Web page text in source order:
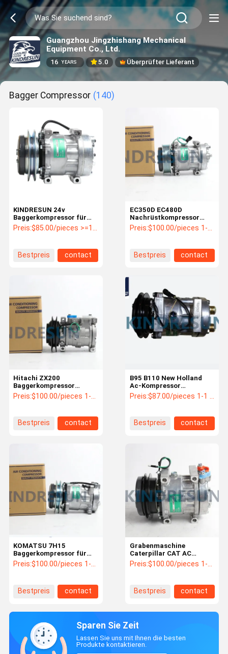
Guangzhou Jingzhishang Mechanical
Equipment Co., Ltd.
16 YEARS 5.0 Überprüfter Lieferant
Bagger Compressor (140)
KINDRESUN 24v
Baggerkompressor für
KoBelco AC SK210-6
YN20M00107F2
Preis:$85.00/pieces >=1 pieces
Bestpreis contact
EC350D EC480D
Nachrüstkompressor
15082727 14518640
11412631 14659238
Preis:$100.00/pieces 1-3 pieces
Bestpreis contact
Hitachi ZX200
Baggerkompressor
4721999 OEM
Preis:$100.00/pieces 1-3 pieces
Bestpreis contact
B95 B110 New Holland
Ac-Kompressor
500388059 84159489
OEM
Preis:$87.00/pieces 1-1 pieces
Bestpreis contact
KOMATSU 7H15
Baggerkompressor für
Klimaanlage 23B-07-
61112
Preis:$100.00/pieces 1-3 pieces
Bestpreis contact
Grabenmaschine
Caterpillar CAT AC
Kompressor 308C 308D
314D 259-7245
Preis:$100.00/pieces 1-1 pieces
Bestpreis contact
Sparen Sie Zeit
Lassen Sie uns mit Ihnen die besten
Produkte kontaktieren.